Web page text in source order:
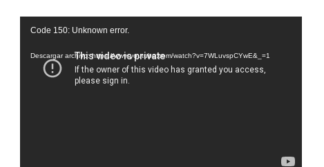
Reproductor
vídeo
Code 150: Unknown error.
Descargar archivo: https://www.youtube.com/watch?v=7WLuvspCYwE&_=1